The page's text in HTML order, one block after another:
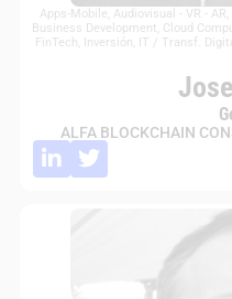
Apps-Mobile Audiovisual - VR - AR
Business Development Cloud
FinTech Inversión IT / Transf.
ALFA BLOCKCHAIN